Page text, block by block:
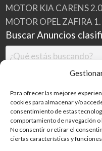
Para ofrecer las mejores
cookies para almacenar y/o
consentimiento de estas
comportamiento de navegación
No consentir o retirar el
ciertas características y
MOTOR KIA CARENS
MOTOR OPEL ZAFIRA
Buscar Anuncios